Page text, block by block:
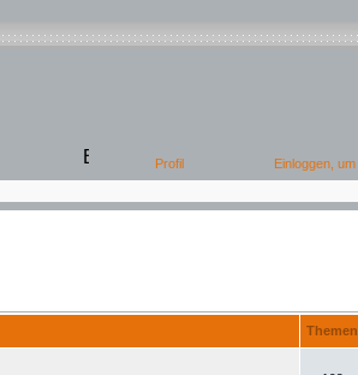
Themen